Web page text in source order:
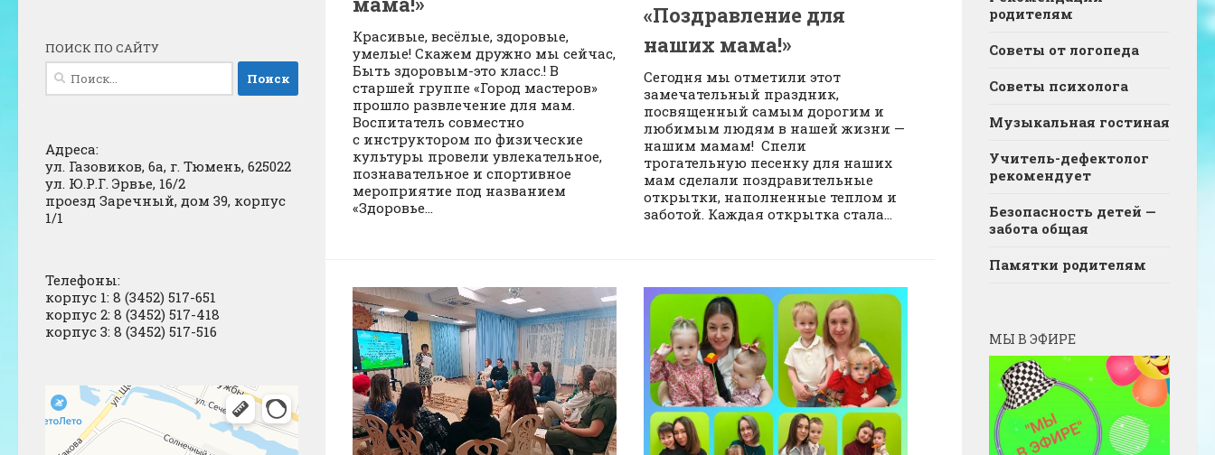
Красивые, весёлые, здоровые,
умелые! Скажем дружно мы сейчас,
Быть здоровым-это класс.! В
старшей группе «Город мастеров»
прошло развлечение для мам.
Воспитатель совместно
с инструктором по физические
культуры провели увлекательное,
познавательное и спортивное
мероприятие под названием
«Здоровье...
«Поздравление для
наших мама!»
Сегодня мы отметили этот
замечательный праздник,
посвященный самым дорогим и
любимым людям в нашей жизни —
нашим мамам! Спели
трогательную песенку для наших
мам сделали поздравительные
открытки, наполненные теплом и
заботой. Каждая открытка стала...
ПОИСК ПО САЙТУ
Найти:
Адреса:
ул. Газовиков, 6а, г. Тюмень, 625022
ул. Ю.Р.Г. Эрвье, 16/2
проезд Заречный, дом 39, корпус
1/1
Телефоны:
корпус 1: 8 (3452) 517-651
корпус 2: 8 (3452) 517-418
корпус 3: 8 (3452) 517-516
родителям
Советы от логопеда
Советы психолога
Музыкальная гостиная
Учитель-дефектолог
рекомендует
Безопасность детей —
забота общая
Памятки родителям
МЫ В ЭФИРЕ